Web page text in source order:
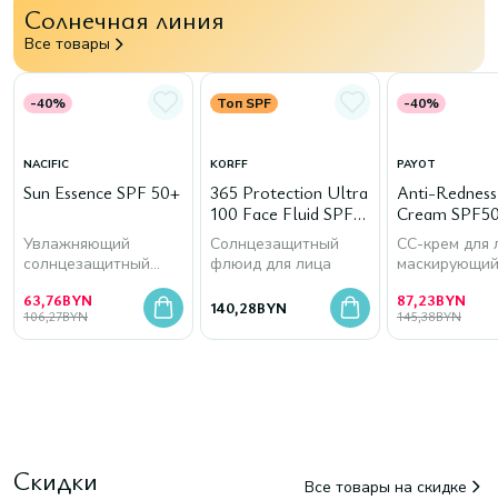
Солнечная линия
Все товары
-40%
NACIFIC
Sun Essence SPF 50+
Увлажняющий
солнцезащитный
63,76BYN
106,27BYN
Топ SPF
KORFF
365 Protection Ultra
100 Face Fluid SPF
50+
Солнцезащитный
флюид для лица
140,28BYN
-40%
PAYOT
Anti-
Cream
СС-крем для
маскирующий
87,23BYN
145,38BYN
Скидки Все товары на скидке